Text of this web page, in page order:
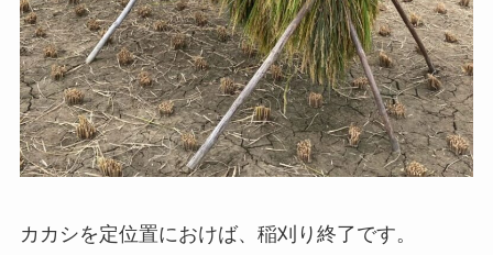
カカシを定位置におけば、稲刈り終了です。